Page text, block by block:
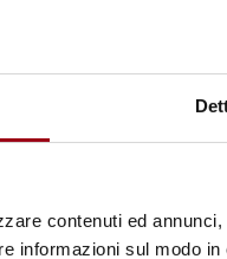
contenuti ed
informazioni sul modo
nonché lo scoppio
hanno
e delle forze
di crisi e di